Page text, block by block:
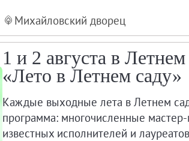
Русского музея
Михайловский дворец
1 и 2 августа в
«Лето в Летнем саду»
Каждые выходные лета в Летнем
программа: многочисленные
известных исполнителей и